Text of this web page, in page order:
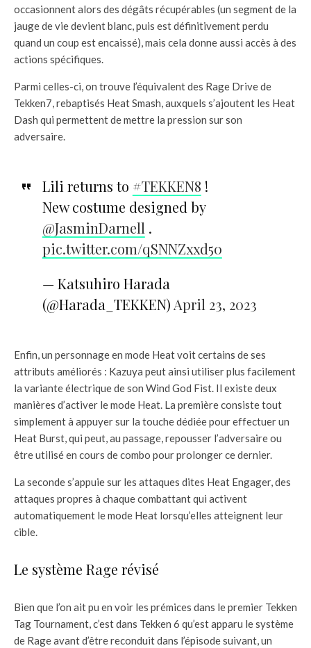
occasionnent alors des dégâts récupérables (un segment de la
jauge de vie devient blanc, puis est définitivement perdu
quand un coup est encaissé), mais cela donne aussi accès à des
actions spécifiques.
Parmi celles-ci, on trouve l’équivalent des Rage Drive de
Tekken7, rebaptisés Heat Smash, auxquels s’ajoutent les Heat
Dash qui permettent de mettre la pression sur son
adversaire.
Lili returns to #TEKKEN8 !
New costume designed by
@JasminDarnell .
pic.twitter.com/qSNNZxxd50
— Katsuhiro Harada
(@Harada_TEKKEN) April 23, 2023
Enfin, un personnage en mode Heat voit certains de ses
attributs améliorés : Kazuya peut ainsi utiliser plus facilement
la variante électrique de son Wind God Fist. Il existe deux
manières d’activer le mode Heat. La première consiste tout
simplement à appuyer sur la touche dédiée pour effectuer un
Heat Burst, qui peut, au passage, repousser l’adversaire ou
être utilisé en cours de combo pour prolonger ce dernier.
La seconde s’appuie sur les attaques dites Heat Engager, des
attaques propres à chaque combattant qui activent
automatiquement le mode Heat lorsqu’elles atteignent leur
cible.
Le système Rage révisé
Bien que l’on ait pu en voir les prémices dans le premier Tekken
Tag Tournament, c’est dans Tekken 6 qu’est apparu le système
de Rage avant d’être reconduit dans l’épisode suivant, un